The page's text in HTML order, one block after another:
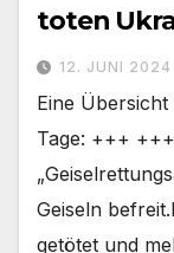
toten
12. JUNI 2024
Eine
Tage: +++
Geiseln
getötet und